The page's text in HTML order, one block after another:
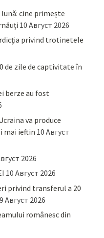
lună: cine primește
10 Август 2026
privind trotinetele
de zile de captivitate în
berze au fost
va produce
mai ieftin 10 Август
2026
10 Август 2026
privind transferul a 20
9 Август 2026
românesc din